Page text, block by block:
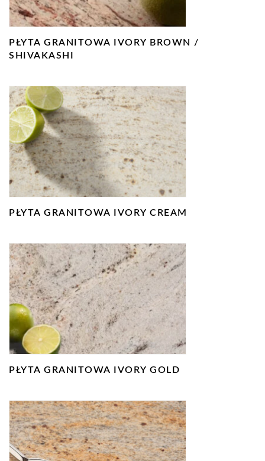
PŁYTA GRANITOWA IVORY BROWN /
SHIVAKASHI
PŁYTA GRANITOWA IVORY CREAM
PŁYTA GRANITOWA IVORY GOLD